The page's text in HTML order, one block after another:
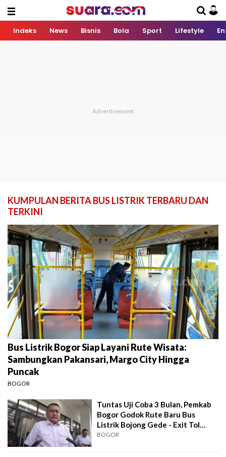
Indeks News Bisnis Bola Sport Lifestyle
KUMPULAN BERITA BUS LISTRIK TERBARU DAN
TERKINI
Bus Listrik Bogor Siap Layani Rute Wisata:
Sambungkan Pakansari, Margo City Hingga
Puncak
BOGOR
Tuntas Uji Coba 3 Bulan, Pemkab
Bogor Godok Rute Baru Bus
Listrik Bojong Gede - Exit Tol
Citeureup
BOGOR